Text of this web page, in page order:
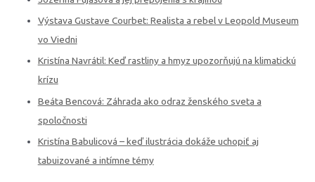
Výstava Gustave Courbet: Realista a rebel v Leopold Museum
vo Viedni
Kristína Navrátil: Keď rastliny a hmyz upozorňujú na klimatickú
krízu
Beáta Bencová: Záhrada ako odraz ženského sveta a
spoločnosti
Kristína Babulicová – keď ilustrácia dokáže uchopiť aj
tabuizované a intímne témy